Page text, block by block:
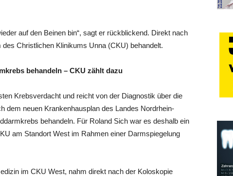
auf den Beinen bin“, sagt er rückblickend. Direkt nach
Christlichen Klinikums Unna (CKU) behandelt.
behandeln – CKU zählt dazu
Krebsverdacht und reicht von der Diagnostik über die
dem neuen Krankenhausplan des Landes Nordrhein-
behandeln. Für Roland Sich war es deshalb ein
am Standort West im Rahmen einer Darmspiegelung
im CKU West, nahm direkt nach der Koloskopie